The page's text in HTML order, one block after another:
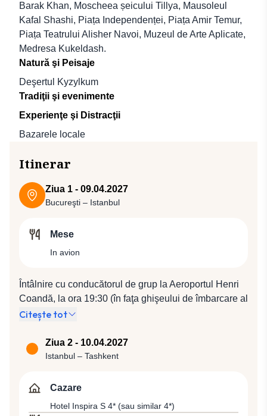
Barak Khan, Moscheea șeicului Tillya, Mausoleul
Kafal Shashi, Piața Independenței, Piața Amir Temur,
Piața Teatrului Alisher Navoi, Muzeul de Arte Aplicate,
Medresa Kukeldash.
Natură şi Peisaje
Deşertul Kyzylkum
Tradiţii şi evenimente
Experienţe şi Distracţii
Bazarele locale
Itinerar
Ziua 1 - 09.04.2027
Bucureşti – Istanbul
Mese
In avion
Întâlnire cu conducătorul de grup la Aeroportul Henri
Coandă, la ora 19:30 (în faţa ghişeului de îmbarcare al
companiei Turkish Airlines). Plecare spre Istanbul cu
23:05).
Citește tot
Ziua 2 - 10.04.2027
Istanbul – Tashkent
Cazare
Hotel Inspira S 4* (sau similar 4*)